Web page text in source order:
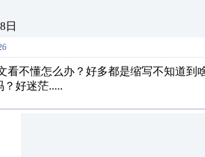
日
看不懂怎么办？好多都是缩写不知道
好迷茫.....